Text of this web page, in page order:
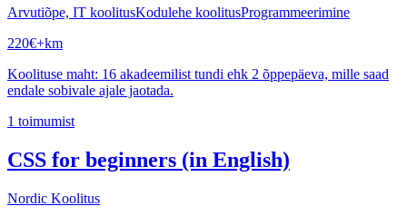
Arvutiõpe, IT koolitusKodulehe koolitusProgrammeerimine
220€+km
Koolituse maht: 16 akadeemilist tundi ehk 2 õppepäeva, mille saad
endale sobivale ajale jaotada.
1 toimumist
CSS for beginners (in English)
Nordic Koolitus